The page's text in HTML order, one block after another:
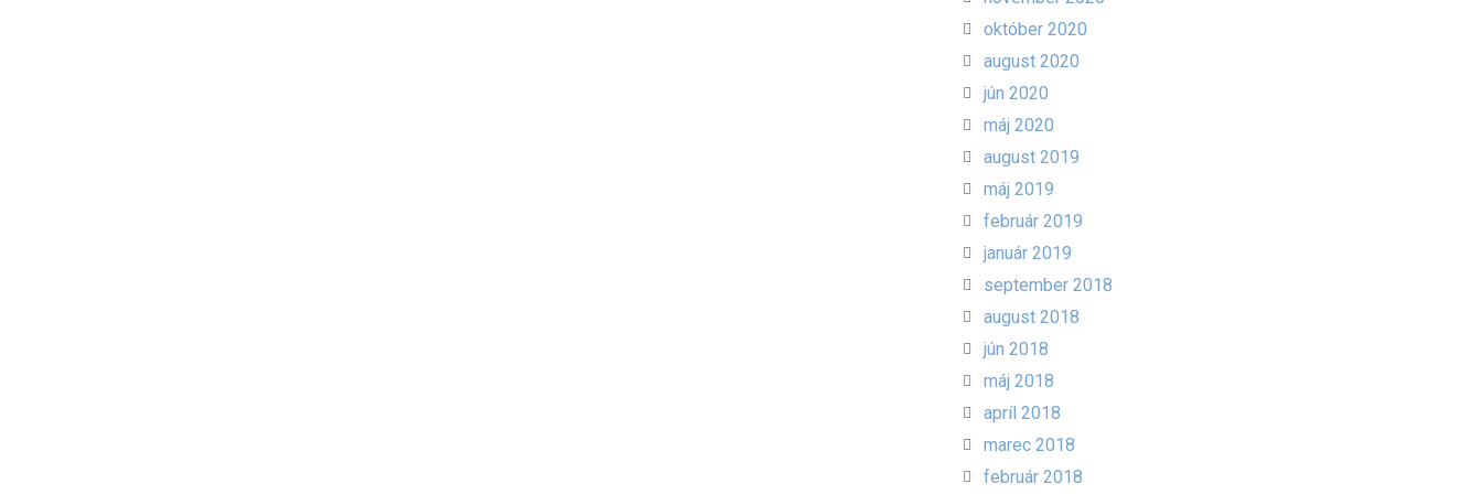
október 2020
august 2020
jún 2020
máj 2020
august 2019
máj 2019
február 2019
január 2019
september 2018
august 2018
jún 2018
máj 2018
apríl 2018
marec 2018
február 2018